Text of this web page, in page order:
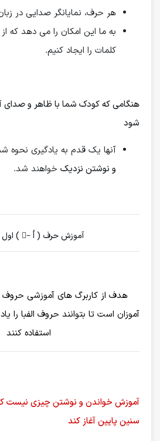
هر حرف، نمایانگر صدایی در
به ما این امکان را می دهد که
کلمات را ایجاد کنیم.
هنگامی که کودک شما با ظاهر و صدای
شود
آنها یک قدم به یادگیری نحوه
و نوشتن نزدیک خواهند شد.
آموزش حرف ( اُ –ُ ) اول
هدف از کاربرگ های آموزشی حروف
آموزان است تا بتوانند حروف الفبا را
استفاده کنند
آموزش خواندن و نوشتن چیزی نیست
سنین پایین آغاز کند